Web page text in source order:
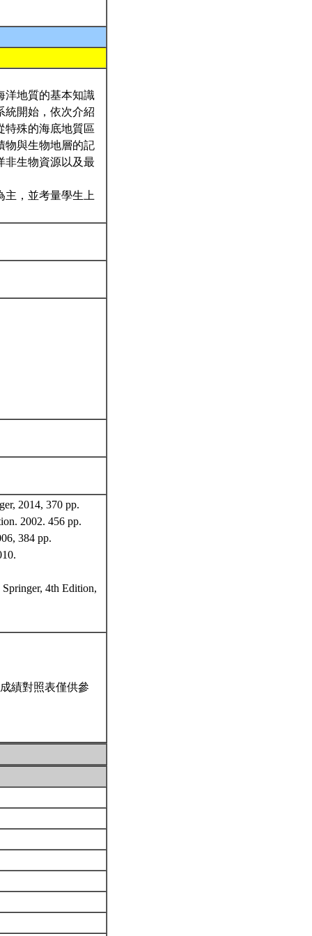
洋地質的基本知識
統開始，依次介紹
特殊的海底地質區
物與生物地層的記
非生物資源以及最
主，並考量學生上
2014, 370 pp.
2002. 456 pp.
384 pp.
4th Edition,
績對照表僅供參